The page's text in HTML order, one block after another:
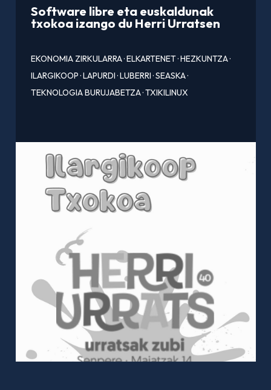
Software libre eta euskaldunak
txokoa izango du Herri Urratsen
EKONOMIA ZIRKULARRA·ELKARTENET·HEZKUNTZA·
ILARGIKOOP·LAPURDI·LUBERRI·SEASKA·
TEKNOLOGIA BURUJABETZA·TXIKILINUX